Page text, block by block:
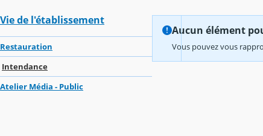
Vie de l'établissement
Restauration
Intendance
Atelier Média - Public
Aucun élément
Vous pouvez vous